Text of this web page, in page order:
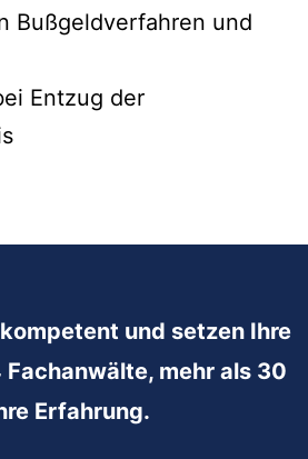
Bußgeldverfahren und
Entzug der
und setzen Ihre
Fachanwälte, mehr als 30
Erfahrung.